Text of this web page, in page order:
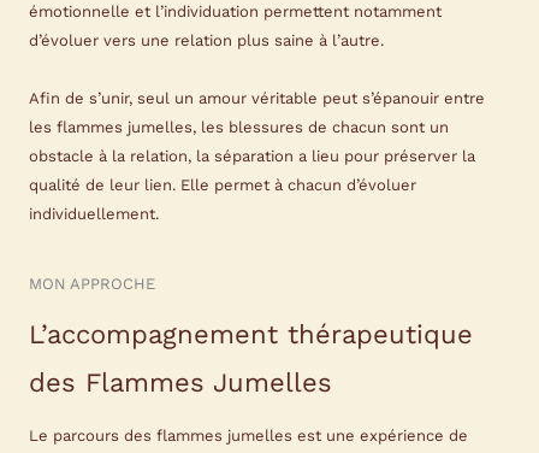
émotionnelle et l’individuation permettent notamment
d’évoluer vers une relation plus saine à l’autre.
Afin de s’unir, seul un amour véritable peut s’épanouir entre
les flammes jumelles, les blessures de chacun sont un
obstacle à la relation, la séparation a lieu pour préserver la
qualité de leur lien. Elle permet à chacun d’évoluer
individuellement.
MON APPROCHE
L’accompagnement thérapeutique
des Flammes Jumelles
Le parcours des flammes jumelles est une expérience de